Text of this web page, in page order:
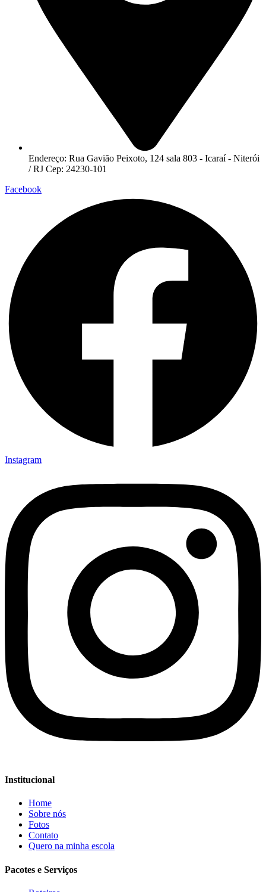
Endereço: Rua Gavião Peixoto, 124 sala 803 - Icaraí - Niterói
/ RJ Cep: 24230-101
Facebook
Instagram
Institucional
Home
Sobre nós
Fotos
Contato
Quero na minha escola
Pacotes e Serviços